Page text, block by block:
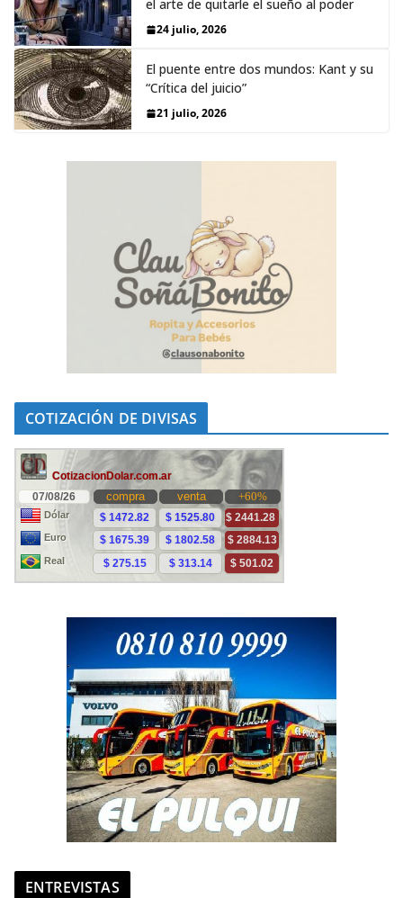
el arte de quitarle el sueño al poder
24 julio, 2026
El puente entre dos mundos: Kant y su
“Crítica del juicio”
21 julio, 2026
COTIZACIÓN DE DIVISAS
ENTREVISTAS